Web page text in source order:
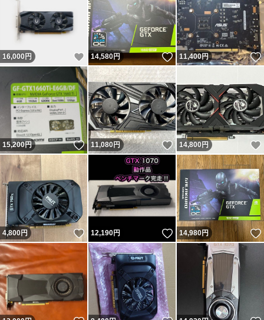
16,000 円 いいね！
14,580円 いいね！
11,400円
15,200円 いいね！
11,080円 いいね！
14,800 円
4,800円 いいね！
12,190円 いいね！
14,980円